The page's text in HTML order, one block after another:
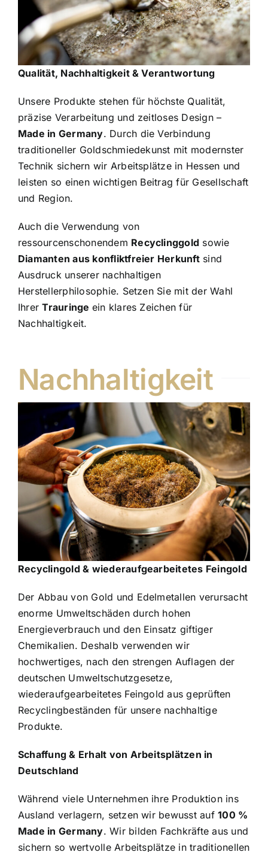
Qualität, Nachhaltigkeit & Verantwortung
Unsere Produkte stehen für höchste Qualität,
präzise Verarbeitung und zeitloses Design –
Made in Germany. Durch die Verbindung
traditioneller Goldschmiedekunst mit modernster
Technik sichern wir Arbeitsplätze in Hessen und
leisten so einen wichtigen Beitrag für Gesellschaft
und Region.
Auch die Verwendung von
ressourcenschonendem Recyclinggold sowie
Diamanten aus konfliktfreier Herkunftsind
Ausdruck unserer nachhaltigen
Herstellerphilosophie. Setzen Sie mit der Wahl
IhrerTrauringe ein klares Zeichen für
Nachhaltigkeit.
Nachhaltigkeit
Recyclingold & wiederaufgearbeitetes Feingold
Der Abbau von Gold und Edelmetallen verursacht
enorme Umweltschäden durch hohen
Energieverbrauch und den Einsatz giftiger
Chemikalien. Deshalb verwenden wir
hochwertiges, nach den strengen Auflagen der
deutschen Umweltschutzgesetze,
wiederaufgearbeitetes Feingold aus geprüften
Recyclingbeständen für unsere nachhaltige
Produkte.
Schaffung & Erhalt von Arbeitsplätzen in
Deutschland
Während viele Unternehmen ihre Produktion ins
Ausland verlagern, setzen wir bewusst auf100 %
Made in Germany. Wir bilden Fachkräfte aus und
sichern so wertvolle Arbeitsplätze in traditionellen